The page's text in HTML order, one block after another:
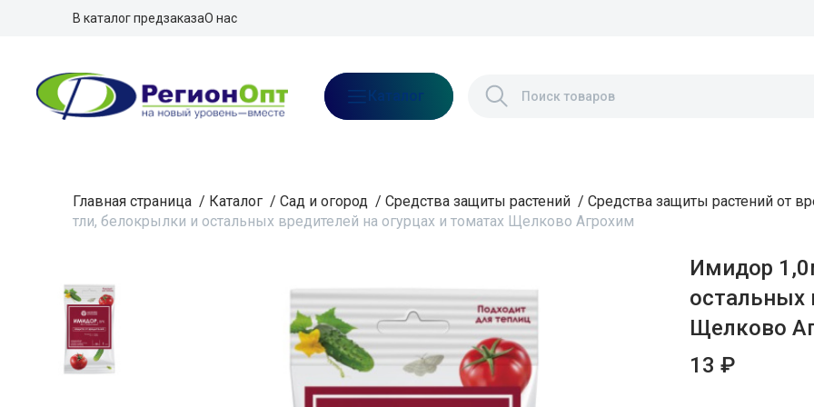
В каталог предзаказаО нас
Каталог
Главная страница / Каталог / Сад и огород / Средства защиты растений / Средства защиты растений от
тли, белокрылки и остальных вредителей на огурцах и томатах Щелково Агрохим
Имидор
остальных
Щелково
13 ₽